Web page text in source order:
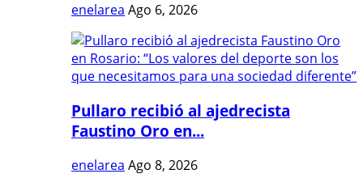
enelarea Ago 6, 2026
Pullaro recibió al ajedrecista
Faustino Oro en...
enelarea Ago 8, 2026